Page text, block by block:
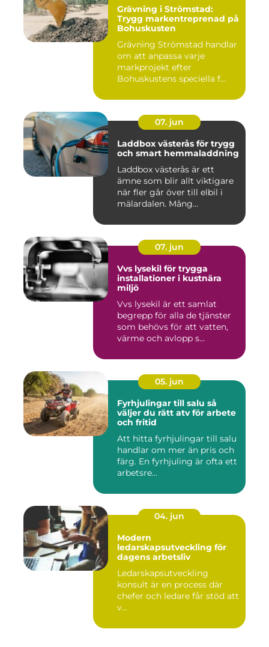
Grävning i Strömstad:
Trygg markentreprenad på
Bohuskusten
Grävning Strömstad handlar
om att anpassa varje
markprojekt efter
Bohuskustens speciella f...
07. jun
Laddbox västerås för trygg
och smart hemmaladdning
Laddbox västerås är ett
ämne som blir allt viktigare
när fler går över till elbil i
mälardalen. Mång...
07. jun
Vvs lysekil för trygga
installationer i kustnära
miljö
Vvs lysekil är ett samlat
begrepp för alla de tjänster
som behövs för att vatten,
värme och avlopp s...
05. jun
Fyrhjulingar till salu så
väljer du rätt atv för arbete
och fritid
Att hitta fyrhjulingar till salu
handlar om mer än pris och
färg. En fyrhjuling är ofta ett
arbetsre...
04. jun
Modern
ledarskapsutveckling för
dagens arbetsliv
Ledarskapsutveckling
konsult är en process där
chefer och ledare får stöd att
v...